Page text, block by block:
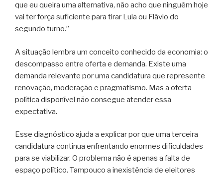
que eu queira uma alternativa, não acho que ninguém hoje
vai ter força suficiente para tirar Lula ou Flávio do
segundo turno.”
A situação lembra um conceito conhecido da economia: o
descompasso entre oferta e demanda. Existe uma
demanda relevante por uma candidatura que represente
renovação, moderação e pragmatismo. Mas a oferta
política disponível não consegue atender essa
expectativa.
Esse diagnóstico ajuda a explicar por que uma terceira
candidatura continua enfrentando enormes dificuldades
para se viabilizar. O problema não é apenas a falta de
espaço político. Tampouco a inexistência de eleitores